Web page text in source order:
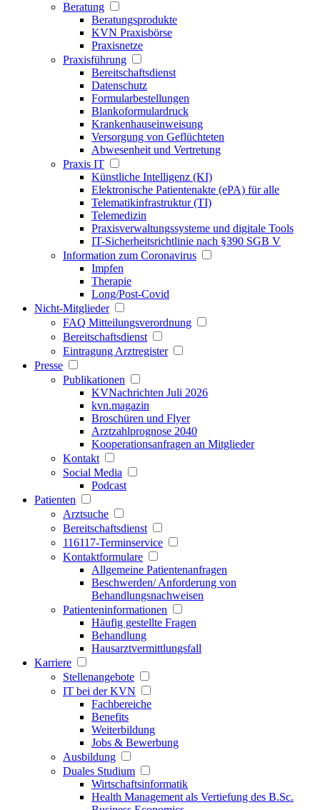
Beratung
Beratungsprodukte
KVN Praxisbörse
Praxisnetze
Praxisführung
Bereitschaftsdienst
Datenschutz
Formularbestellungen
Blankoformulardruck
Krankenhauseinweisung
Versorgung von Geflüchteten
Abwesenheit und Vertretung
Praxis IT
Künstliche Intelligenz (KI)
Elektronische Patientenakte (ePA) für alle
Telematikinfrastruktur (TI)
Telemedizin
Praxisverwaltungssysteme und digitale Tools
IT-Sicherheitsrichtlinie nach §390 SGB V
Information zum Coronavirus
Impfen
Therapie
Long/Post-Covid
Nicht-Mitglieder
FAQ Mitteilungsverordnung
Bereitschaftsdienst
Eintragung Arztregister
Presse
Publikationen
KVNachrichten Juli 2026
kvn.magazin
Broschüren und Flyer
Arztzahlprognose 2040
Kooperationsanfragen an Mitglieder
Kontakt
Social Media
Podcast
Patienten
Arztsuche
Bereitschaftsdienst
116117-Terminservice
Kontaktformulare
Allgemeine Patientenanfragen
Beschwerden/ Anforderung von
Behandlungsnachweisen
Patienteninformationen
Häufig gestellte Fragen
Behandlung
Hausarztvermittlungsfall
Karriere
Stellenangebote
IT bei der KVN
Fachbereiche
Benefits
Weiterbildung
Jobs & Bewerbung
Ausbildung
Duales Studium
Wirtschaftsinformatik
Health Management als Vertiefung des B.Sc.